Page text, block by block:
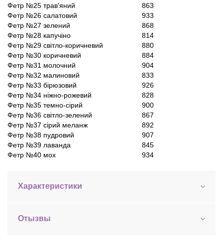
Фетр №25 трав'яний
863
Фетр №26 салатовий
933
Фетр №27 зелений
868
Фетр №28 капучіно
814
Фетр №29 світло-коричневий
880
Фетр №30 коричневий
884
Фетр №31 молочний
904
Фетр №32 малиновий
833
Фетр №33 бірюзовий
926
Фетр №34 ніжно-рожевий
828
Фетр №35 темно-сірий
900
Фетр №36 світло-зелений
867
Фетр №37 сірий меланж
892
Фетр №38 пудровий
907
Фетр №39 лаванда
845
Фетр №40 мох
934
Характеристики
Отызвы